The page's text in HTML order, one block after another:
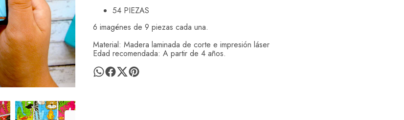
54 PIEZAS
6 imagénes de 9 piezas cada una.
Material: Madera laminada de corte e impresión láser
Edad recomendada: A partir de 4 años.